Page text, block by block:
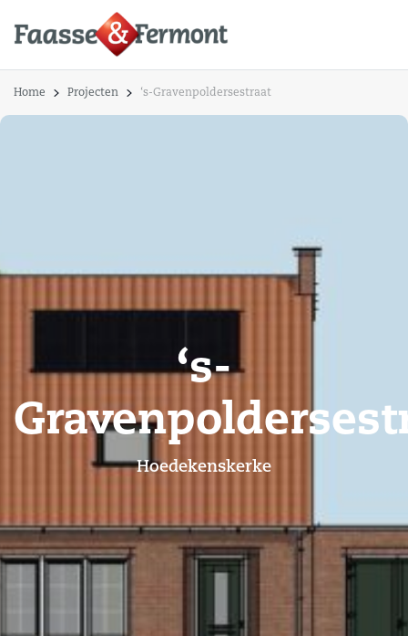
Home Projecten ‘s-Gravenpoldersestraat
‘s-
Hoedekenskerke